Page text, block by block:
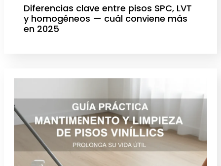
Diferencias clave entre pisos SPC, LVT
y homogéneos — cuál conviene más
en 2025